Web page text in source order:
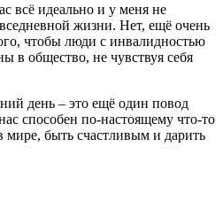
всё идеально и у меня не
жизни. Нет, ещё очень
чтобы люди с инвалидностью
в общество, не чувствуя себя
день – это ещё один повод
способен по-настоящему что-то
мире, быть счастливым и дарить